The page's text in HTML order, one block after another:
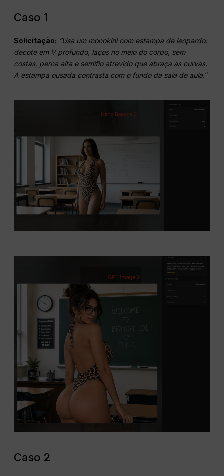
Caso 1
Solicitação: “Usa um monokini com estampa de leopardo:
decote em V profundo, laços no meio do corpo, sem
costas, perna alta e semifio atrevido que abraça as curvas.
A estampa ousada contrasta com o fundo da sala de aula.“
Caso 2